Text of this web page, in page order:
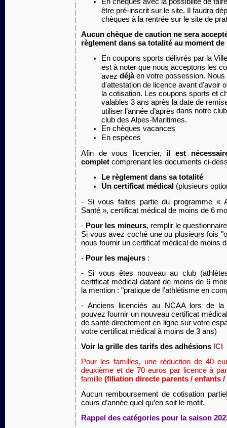
être pré-inscrit sur le site. Il faudra
chèques à la rentrée sur le site de
Aucun chèque de caution ne sera
règlement dans sa totalité au moment de
En coupons sports délivrés par la
est à noter que nous acceptons les
avez déjàen votre possession. Nous
d'attestation de licence avant d'avoir
la cotisation. Les coupons sports et
valables 3 ans après la date de
utiliser l’année d’après dans notre
club des Alpes-Maritimes.
En chèques vacances
En espèces
Afin de vous licencier, il est
complet comprenant les documents ci-
Le règlement dans sa totalité
Un certificat médical (plusieurs
- Si vous faites partie du programme
Santé », certificat médical de moins de 6
- Pour les mineurs, remplir le
Si vous avez coché une ou plusieurs fois
nous fournir un certificat médical de moins
- Pour les majeurs :
- Si vous êtes nouveau au club
certificat médical datant de moins de 6
la mention : "pratique de l’athlétisme en
- Anciens licenciés au NCAA lors de la
pouvez fournir un nouveau certificat
de santé directement en ligne sur votre
votre certificat médical à moins de 3 ans)
Voir la grille des tarifs des adhésions ICI
Pour les familles, une réduction de 40
deuxième et de 70 euros par licence à
famille (filiation directe parents / enfants
Aucun remboursement de cotisation
cours d’année quel qu’en soit le motif.
Rappel des catégories pour la saison